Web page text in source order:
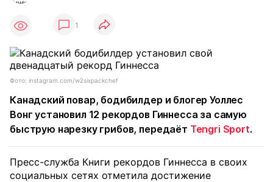
1
Фото: instagram.com/w2sixpackchef
Канадский повар, бодибилдер и блогер Уоллес
Вонг установил 12 рекордов Гиннесса за самую
быструю нарезку грибов, передаёт Tengri Sport.
Пресс-служба Книги рекордов Гиннесса в своих
социальных сетях отметила достижение